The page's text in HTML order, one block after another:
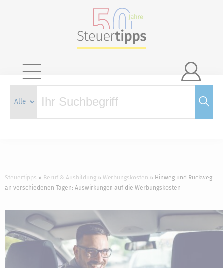

Steuertipps Beruf & Ausbildung Werbungskosten
Hinweg und Rückweg
an verschiedenen Tagen: Auswirkungen auf die Werbungskosten